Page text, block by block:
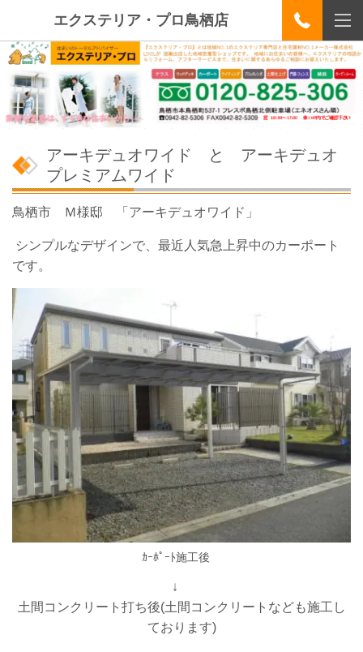
エクステリア・プロ鳥栖店
アーキデュオワイド と アーキデュオ
プレミアムワイド
鳥栖市 Ｍ様邸 「アーキデュオワイド」
シンプルなデザインで、最近人気急上昇中のカーポート
です。
ｶｰﾎﾟｰﾄ施工後
↓
土間コンクリート打ち後(土間コンクリートなども施工し
ております)